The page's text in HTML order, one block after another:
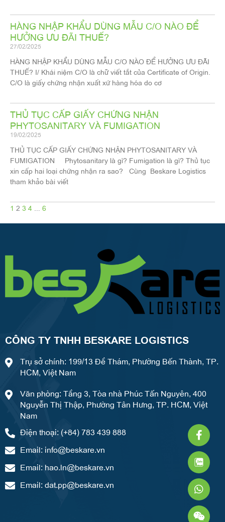
HÀNG NHẬP KHẨU DÙNG MẪU C/O NÀO ĐỂ
HƯỞNG ƯU ĐÃI THUẾ?
27/02/2025
HÀNG NHẬP KHẨU DÙNG MẪU C/O NÀO ĐỂ HƯỞNG ƯU ĐÃI
THUẾ? I/ Khái niệm C/O là chữ viết tắt của Certificate of Origin.
C/O là giấy chứng nhận xuất xứ hàng hóa do cơ
THỦ TỤC CẤP GIẤY CHỨNG NHẬN
PHYTOSANITARY VÀ FUMIGATION
19/02/2025
THỦ TỤC CẤP GIẤY CHỨNG NHẬN PHYTOSANITARY VÀ
FUMIGATION Phytosanitary là gì? Fumigation là gì? Thủ tục
xin cấp hai loại chứng nhận ra sao? Cùng Beskare Logistics
tham khảo bài viết
1 2 3 4 … 6
f
CÔNG TY TNHH BESKARE LOGISTICS
Trụ sở chính: 199/13 Đề Thám, Phường Bến Thành, TP.
HCM, Việt Nam
Văn phòng: Tầng 3, Tòa nhà Phúc Tấn Nguyên, 400
Nguyễn Thị Thập, Phường Tân Hưng, TP. HCM, Việt
Nam
Điện thoại: (+84) 783 439 888
Email: info@beskare.vn
Email: hao.ln@beskare.vn
Email: dat.pp@beskare.vn